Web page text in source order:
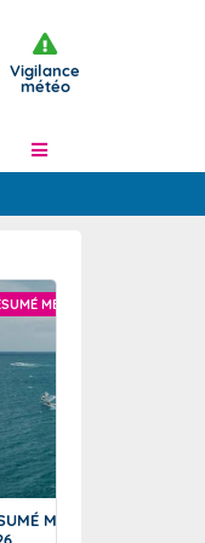
Vigilance
météo